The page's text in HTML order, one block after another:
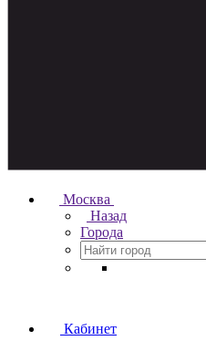
Москва
Назад
Города
Кабинет